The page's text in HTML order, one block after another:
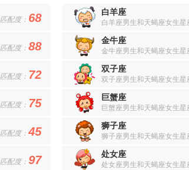
匹配度： 68
匹配度： 88
匹配度： 72
匹配度： 75
匹配度：45
匹配度： 97
白羊座
白羊座男生和天蝎座女生星
金牛座
金牛座男生和天蝎座女生星
双子座
双子座男生和天蝎座女生星
巨蟹座
巨蟹座男生和天蝎座女生星
狮子座
狮子座男生和天蝎座女生星
处女座
处女座男生和天蝎座女生星